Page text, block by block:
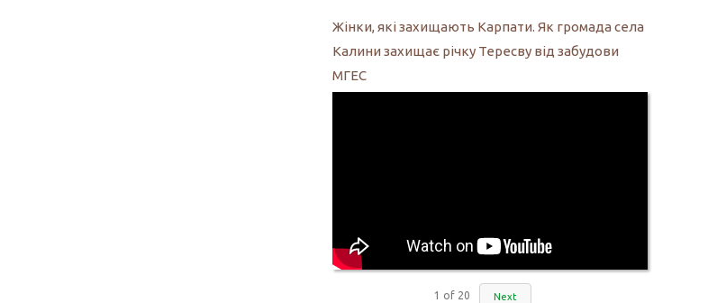
Жінки, які захищають Карпати. Як громада села
Калини захищає річку Тересву від забудови
МГЕС
1 of 20 Next